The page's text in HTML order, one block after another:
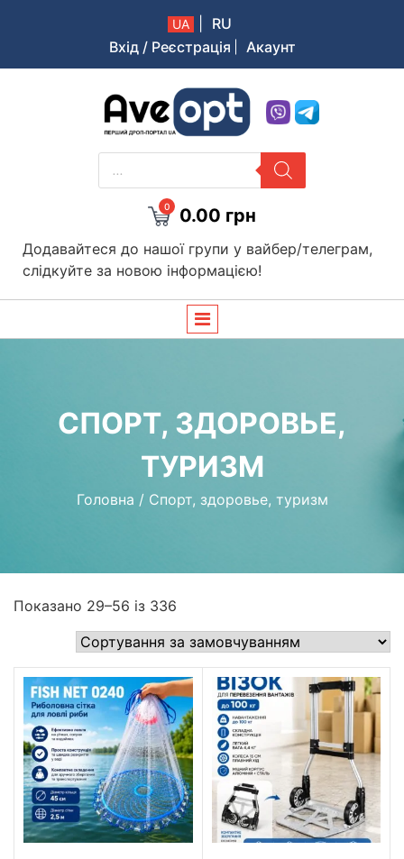
UA
RU
Вхід / Реєстрація
Акаунт
Aveopt – оптова дропшипінг платформа в Україні
PRODUCTS
SEARCH
0 0.00 грн
Додавайтеся до нашої групи у вайбер/телеграм,
слідкуйте за новою інформацією!
СПОРТ, ЗДОРОВЬЕ,
ТУРИЗМ
Головна / Спорт, здоровье, туризм
Показано 29–56 із 336